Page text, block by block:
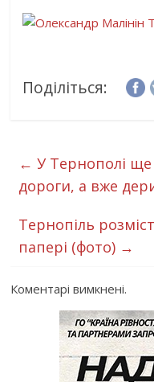
Поділіться:
← У Тернополі
дороги, а вже
Тернопіль
папері (фото) →
Коментарі вимкнені.